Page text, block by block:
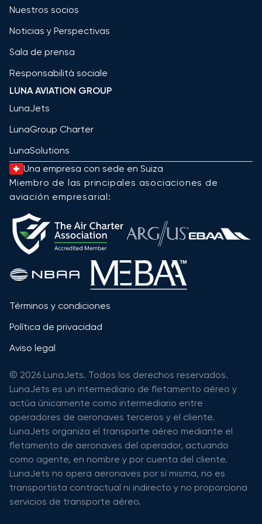
Nuestros socios
Noticias y Perspectivas
Sala de prensa
Responsabilità sociale
LUNA AVIATION GROUP
LunaJets
LunaGroup Charter
LunaSolutions
Una empresa con sede en Suiza
Miembro de las principales asociaciones de
aviación empresarial:
Términos y condiciones
Política de privacidad
Aviso legal
© 2026 LunaJets. Todos los derechos reservados.
LunaJets es un intermediario de fletamento aéreo y
actúa únicamente como intermediario entre
operadores de aeronaves terceros y el cliente.
LunaJets organiza el transporte aéreo mediante el
fletamento de aeronaves del operador, actuando
como agente, en nombre y por cuenta del cliente.
LunaJets no opera aeronaves por sí misma, no es
transportista contractual ni indirecto y no proporciona
servicios de transporte aéreo.